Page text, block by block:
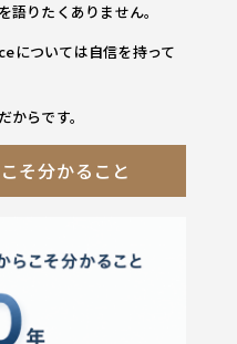
語りたくありません。
については自信を持って
らです。
そ分かること